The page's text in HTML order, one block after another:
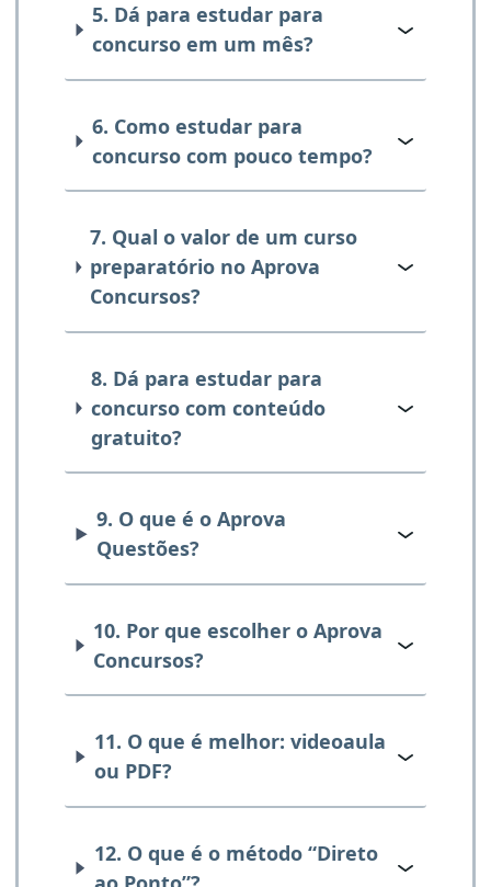
5. Dá para estudar para
concurso em um mês?
6. Como estudar para
concurso com pouco tempo?
7. Qual o valor de um curso
preparatório no Aprova
Concursos?
8. Dá para estudar para
concurso com conteúdo
gratuito?
9. O que é o Aprova
Questões?
10. Por que escolher o Aprova
Concursos?
11. O que é melhor: videoaula
ou PDF?
12. O que é o método “Direto